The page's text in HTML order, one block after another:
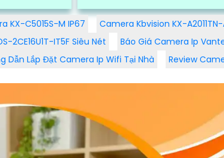
hồng ngoại
ảnh chất
sáng yếu. Một trong...
KX-C5015S-M IP67 Camera Kbvision KX-
2CE16U1T-IT5F Siêu Nét Báo Giá Camera Ip
Dẫn Lắp Đặt Camera Ip Wifi Tại Nhà Review